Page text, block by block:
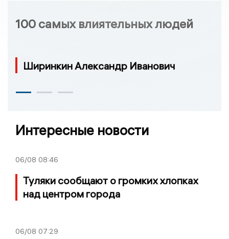
100 самых влиятельных людей
Ширинкин Александр Иванович
Интересные новости
06/08 08:46
Туляки сообщают о громких хлопках
над центром города
06/08 07:29